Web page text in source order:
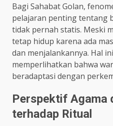
Bagi Sahabat Golan,
pelajaran penting tentang
tidak pernah statis. Meski
tetap hidup karena ada
dan menjalankannya. Hal
memperlihatkan bahwa
beradaptasi dengan
Perspektif Agama
terhadap Ritual